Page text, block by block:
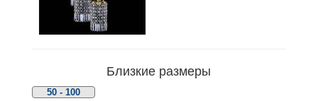
Близкие размеры
50 - 100